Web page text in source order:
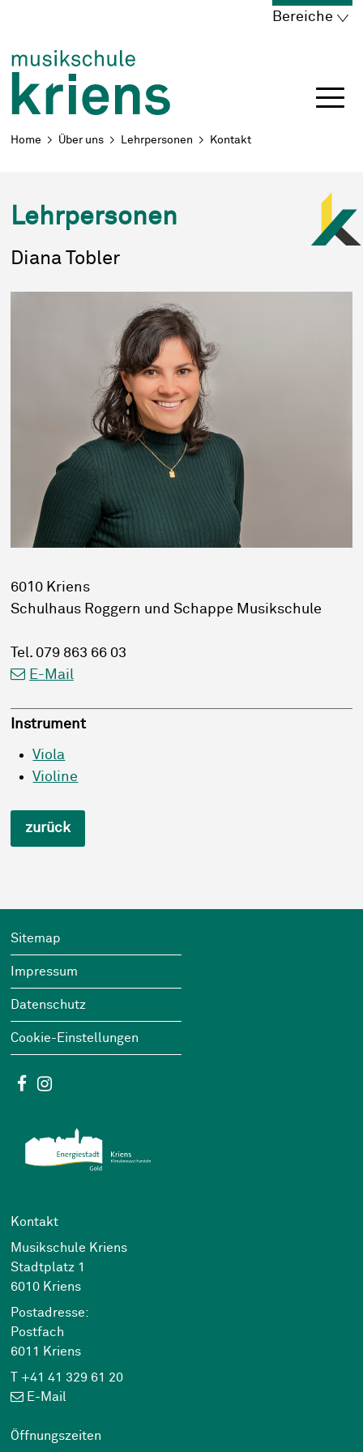
Navigieren in Kriens
Bereiche
Breadcrumb
Home Über uns Lehrpersonen Kontakt
Lehrpersonen
Diana Tobler
6010 Kriens
Schulhaus Roggern und Schappe Musikschule
Tel. 079 863 66 03
E-Mail
Instrument
Viola
Violine
zurück
Footer
Wichtige Links
Sitemap
Impressum
Datenschutz
Cookie-Einstellungen
Social Media
Facebook
Kontakt
Musikschule Kriens
Stadtplatz 1
6010 Kriens
Postadresse:
Postfach
6011 Kriens
T +41 41 329 61 20
E-Mail
Öffnungszeiten